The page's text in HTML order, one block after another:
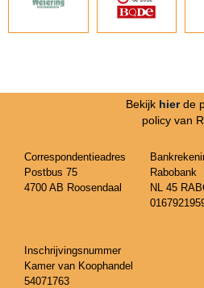
Bekijk hier de
policy van
Correspondentieadres
Postbus 75
4700 AB Roosendaal
Rabobank
NL 45
Inschrijvingsnummer
Kamer van Koophandel
54071763